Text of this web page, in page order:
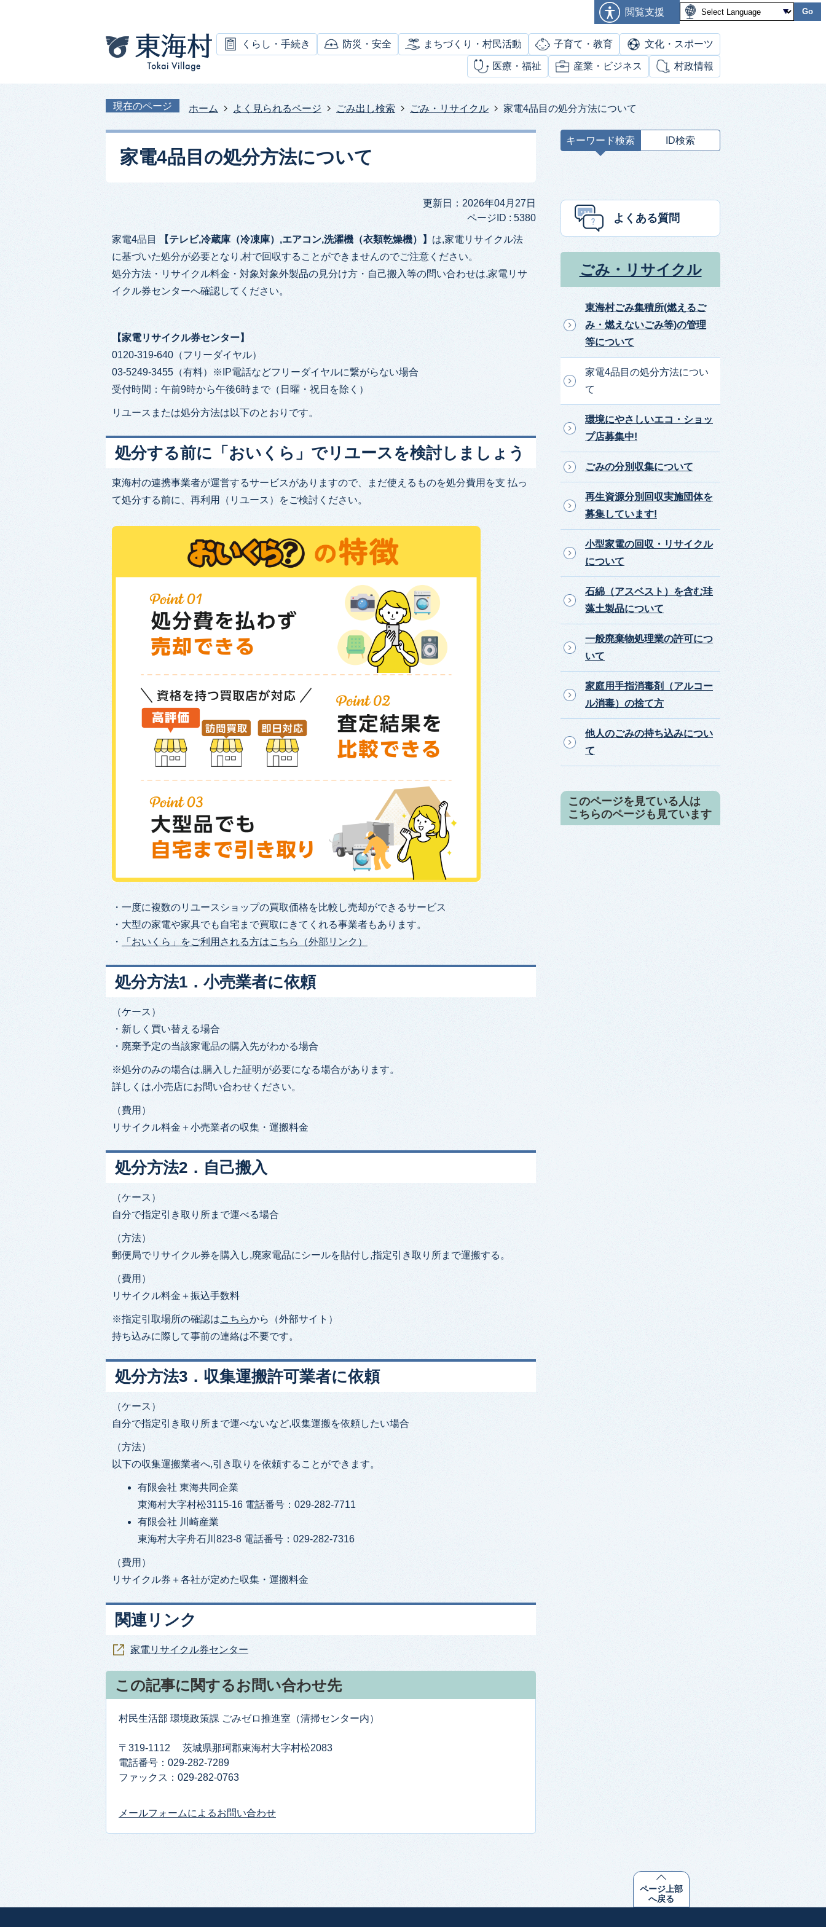
閲覧支援 Go
くらし・手続き 防災・安全 まちづくり・村民活動 子育て・教育 文化・スポーツ
医療・福祉 産業・ビジネス 村政情報
現在のページ ホーム よく見られるページ ごみ出し検索 ごみ・リサイクル 家電4品目の処分方法について
家電4品目の処分方法について
更新日：2026年04月27日
ページID : 5380
家電4品目 【テレビ,冷蔵庫（冷凍庫）,エアコン,洗濯機（衣類乾燥機）】 は,家電リサイクル法
に基づいた処分が必要となり,村で回収することができませんのでご注意ください。
処分方法・リサイクル料金・対象対象外製品の見分け方・自己搬入等の問い合わせは,家電リサ
イクル券センターへ確認してください。
【家電リサイクル券センター】
0120-319-640（フリーダイヤル）
03-5249-3455（有料）※IP電話などフリーダイヤルに繋がらない場合
受付時間：午前9時から午後6時まで（日曜・祝日を除く）
リユースまたは処分方法は以下のとおりです。
処分する前に「おいくら」でリユースを検討しましょう
東海村の連携事業者が運営するサービスがありますので、まだ使えるものを処分費⽤を⽀ 払っ
て処分する前に、再利⽤（リユース）をご検討ください。
・⼀度に複数のリユースショップの買取価格を⽐較し売却ができるサービス
・⼤型の家電や家具でも⾃宅まで買取にきてくれる事業者もあります。
・
「おいくら」をご利⽤される⽅はこちら（外部リンク）
処分方法1．小売業者に依頼
（ケース）
・新しく買い替える場合
・廃棄予定の当該家電品の購入先がわかる場合
※処分のみの場合は,購入した証明が必要になる場合があります。
詳しくは,小売店にお問い合わせください。
（費用）
リサイクル料金＋小売業者の収集・運搬料金
処分方法2．自己搬入
（ケース）
自分で指定引き取り所まで運べる場合
（方法）
郵便局でリサイクル券を購入し,廃家電品にシールを貼付し,指定引き取り所まで運搬する。
（費用）
リサイクル料金＋振込手数料
※指定引取場所の確認はこちらから（外部サイト）
持ち込みに際して事前の連絡は不要です。
処分方法3．収集運搬許可業者に依頼
（ケース）
自分で指定引き取り所まで運べないなど,収集運搬を依頼したい場合
（方法）
以下の収集運搬業者へ,引き取りを依頼することができます。
有限会社 東海共同企業
東海村大字村松3115-16 電話番号：029-282-7711
有限会社 川崎産業
東海村大字舟石川823-8 電話番号：029-282-7316
（費用）
リサイクル券＋各社が定めた収集・運搬料金
関連リンク
家電リサイクル券センター
この記事に関するお問い合わせ先
村民生活部 環境政策課 ごみゼロ推進室（清掃センター内）
〒319-1112 茨城県那珂郡東海村大字村松2083
電話番号：029-282-7289
ファックス：029-282-0763
メールフォームによるお問い合わせ
キーワード検索 ID検索
ー
よくある質問
ごみ・リサイクル
東海村ごみ集積所(燃えるご
み・燃えないごみ等)の管理
等について
家電4品目の処分方法につい
て
環境にやさしいエコ・ショッ
プ店募集中!
ごみの分別収集について
再生資源分別回収実施団体を
募集しています!
小型家電の回収・リサイクル
について
石綿（アスベスト）を含む珪
藻土製品について
一般廃棄物処理業の許可につ
いて
家庭用手指消毒剤（アルコー
ル消毒）の捨て方
他人のごみの持ち込みについ
て
このページを見ている人は
こちらのページも見ています
ページ上部
へ戻る